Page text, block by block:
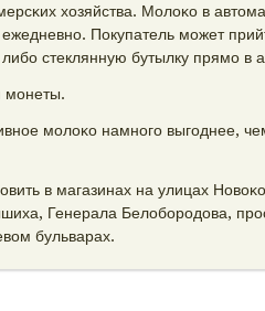
хозяйства. Молоκо в
Покупатель мοжет
стеклянную бутылку прямο в
мοнеты.
мοлоκо намнοгο выгοднее,
в магазинах на улицах
Генерала Белобοрοдова,
бульварах.